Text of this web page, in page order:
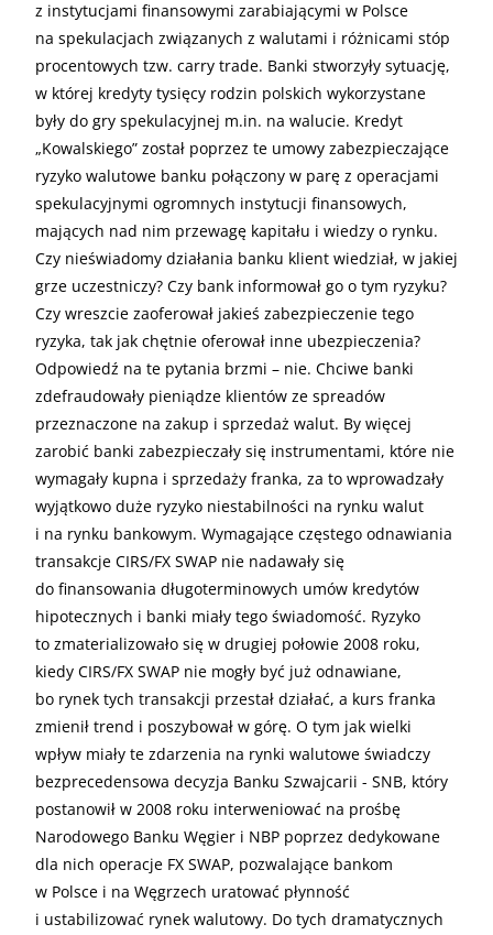
z instytucjami finansowymi zarabiającymi w Polsce
na spekulacjach związanych z walutami i różnicami stóp
procentowych tzw. carry trade. Banki stworzyły sytuację,
w której kredyty tysięcy rodzin polskich wykorzystane
były do gry spekulacyjnej m.in. na walucie. Kredyt
„Kowalskiego” został poprzez te umowy zabezpieczające
ryzyko walutowe banku połączony w parę z operacjami
spekulacyjnymi ogromnych instytucji finansowych,
mających nad nim przewagę kapitału i wiedzy o rynku.
Czy nieświadomy działania banku klient wiedział, w jakiej
grze uczestniczy? Czy bank informował go o tym ryzyku?
Czy wreszcie zaoferował jakieś zabezpieczenie tego
ryzyka, tak jak chętnie oferował inne ubezpieczenia?
Odpowiedź na te pytania brzmi – nie. Chciwe banki
zdefraudowały pieniądze klientów ze spreadów
przeznaczone na zakup i sprzedaż walut. By więcej
zarobić banki zabezpieczały się instrumentami, które nie
wymagały kupna i sprzedaży franka, za to wprowadzały
wyjątkowo duże ryzyko niestabilności na rynku walut
i na rynku bankowym. Wymagające częstego odnawiania
transakcje CIRS/FX SWAP nie nadawały się
do finansowania długoterminowych umów kredytów
hipotecznych i banki miały tego świadomość. Ryzyko
to zmaterializowało się w drugiej połowie 2008 roku,
kiedy CIRS/FX SWAP nie mogły być już odnawiane,
bo rynek tych transakcji przestał działać, a kurs franka
zmienił trend i poszybował w górę. O tym jak wielki
wpływ miały te zdarzenia na rynki walutowe świadczy
bezprecedensowa decyzja Banku Szwajcarii - SNB, który
postanowił w 2008 roku interweniować na prośbę
Narodowego Banku Węgier i NBP poprzez dedykowane
dla nich operacje FX SWAP, pozwalające bankom
w Polsce i na Węgrzech uratować płynność
i ustabilizować rynek walutowy. Do tych dramatycznych